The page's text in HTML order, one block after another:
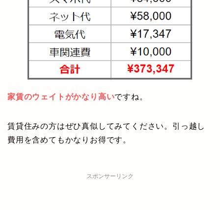
家賃のウェイトがかなり高いですね。
賃貸住みの方はぜひ真似してみてください。引っ越し
費用を含めてもかなりお得です。
スポンサーリンク